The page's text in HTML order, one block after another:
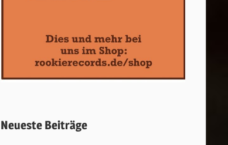
Neueste Beiträge